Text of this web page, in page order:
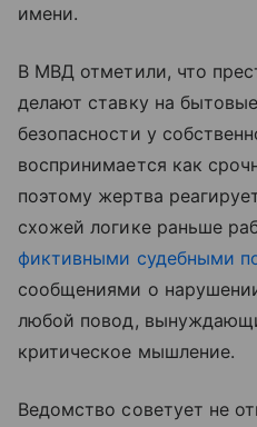
имени.
В МВД отметили, что
делают ставку на
безопасности у
воспринимается как
поэтому жертва
схожей логике раньше
фиктивными судебными
сообщениями о
любой повод,
критическое мышление.
Ведомство советует не